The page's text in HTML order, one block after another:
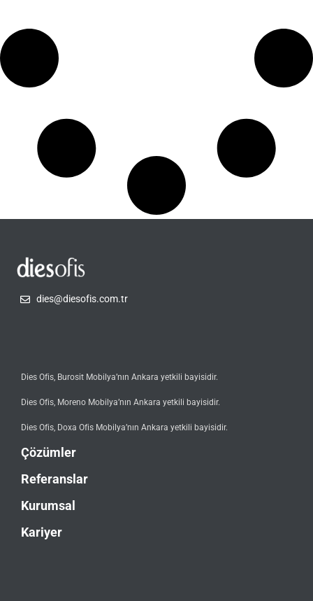
dies@diesofis.com.tr
Dies Ofis, Burosit Mobilya’nın Ankara yetkili bayisidir.
Dies Ofis, Moreno Mobilya’nın Ankara yetkili bayisidir.
Dies Ofis, Doxa Ofis Mobilya’nın Ankara yetkili bayisidir.
Çözümler
Referanslar
Kurumsal
Kariyer